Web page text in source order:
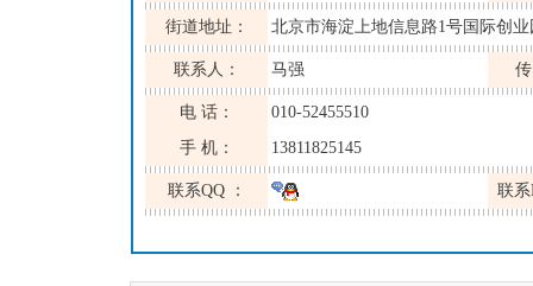
街道地址： 北京市海淀上地信息路1号国际创业
联系人： 马强
电 话：
010-52455510
手 机：
13811825145
联系QQ ： 联